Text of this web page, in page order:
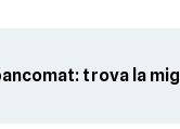
trova la